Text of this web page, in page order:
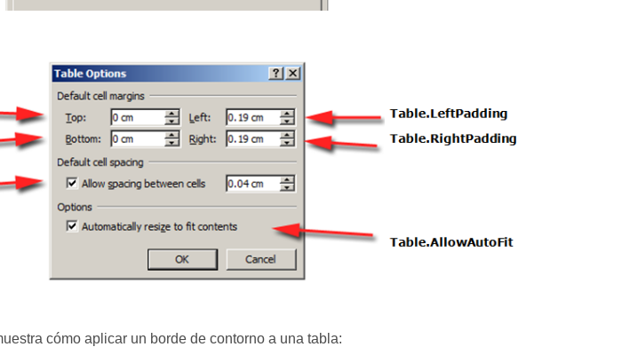
cómo aplicar un borde de contorno a una tabla: